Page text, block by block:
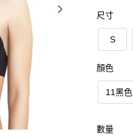
尺寸
S
顏色
11黑色
數量